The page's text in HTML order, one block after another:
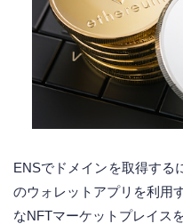
ENSでドメインを取得する
のウォレットアプリを利用
なNFTマーケットプレイス